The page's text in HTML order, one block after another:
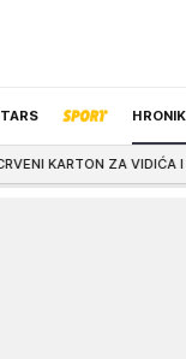
NEWS IZBOR UREDNIKA
ZA VIDIĆA I